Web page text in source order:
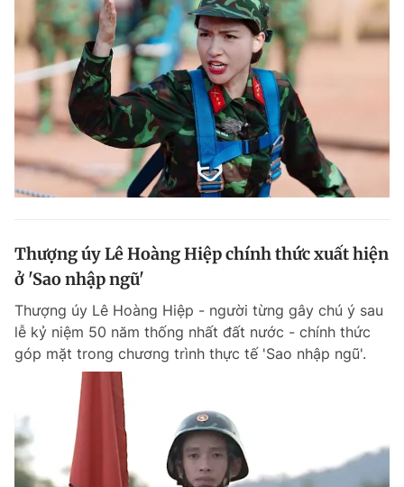
Thượng úy Lê Hoàng Hiệp chính thức xuất hiện
ở 'Sao nhập ngũ'
Thượng úy Lê Hoàng Hiệp - người từng gây chú ý sau
lễ kỷ niệm 50 năm thống nhất đất nước - chính thức
góp mặt trong chương trình thực tế 'Sao nhập ngũ'.